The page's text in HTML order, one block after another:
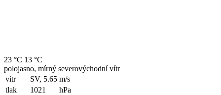
23 °C 13 °C
polojasno, mírný severovýchodní vítr
vítr
SV, 5.65 m/s
tlak
1021
hPa